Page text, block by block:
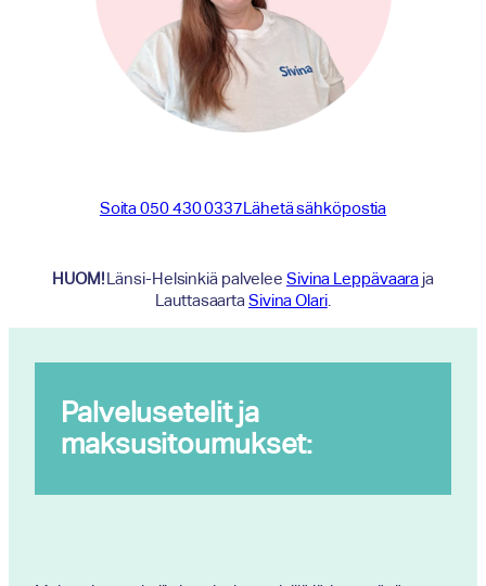
Soita 050 430 0337Lähetä sähköpostia
HUOM!Länsi-Helsinkiä palvelee Sivina Leppävaara ja
Lauttasaarta Sivina Olari.
Palvelusetelit ja
maksusitoumukset: